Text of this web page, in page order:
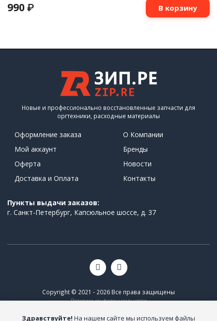
990 ₽ В корзину
Новые и профессионально восстановленные запчасти для
оргтехники, расходные материалы
Оформление заказа
Мой аккаунт
Оферта
Доставка и Оплата
О Компании
Бренды
Новости
Контакты
Пункты выдачи заказов:
г. Санкт-Петербург, Капсюльное шоссе, д. 37
Copyright © 2021 - 2026 Все права защищены
Политика конфиденциальности
Здравствуйте! На нашем сайте мы используем файлы